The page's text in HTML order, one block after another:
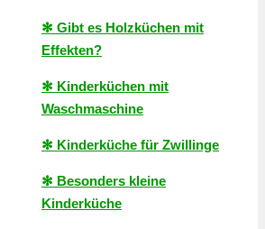
✻ Gibt es Holzküchen mit
Effekten?
✻ Kinderküchen mit
Waschmaschine
✻ Kinderküche für Zwillinge
✻ Besonders kleine
Kinderküche